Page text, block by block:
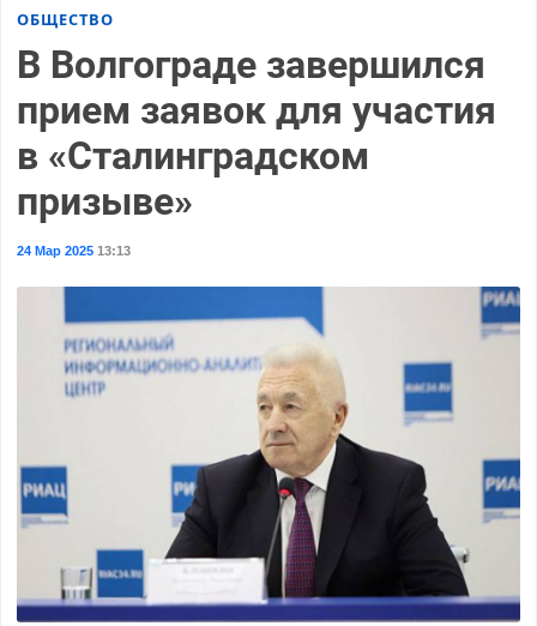
ОБЩЕСТВО
В Волгограде завершился
прием заявок для участия
в «Сталинградском
призыве»
24 Мар 202513:13